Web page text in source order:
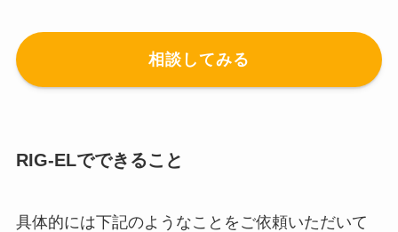
相談してみる
RIG-ELでできること
具体的には下記のようなことをご依頼いただいて